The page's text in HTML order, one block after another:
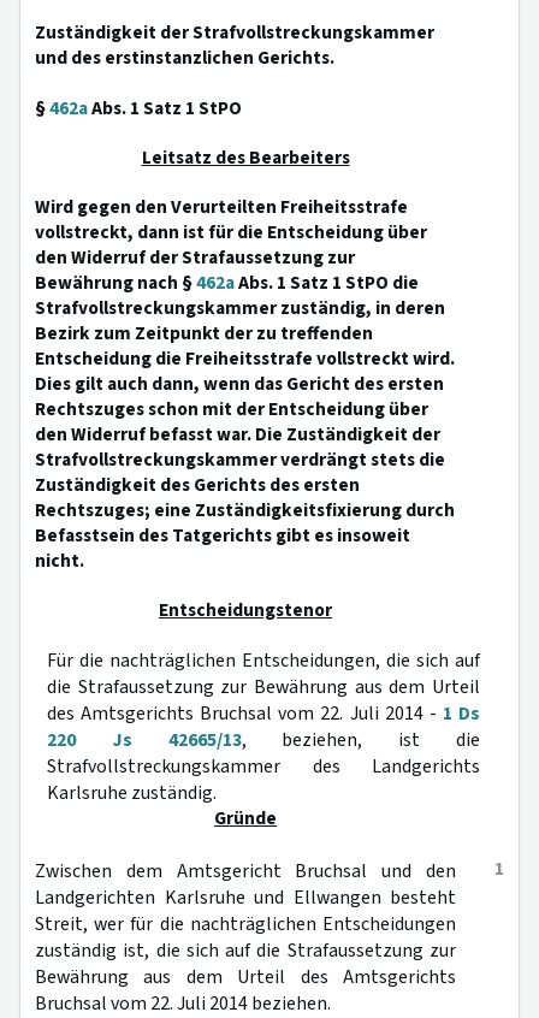
Zuständigkeit der Strafvollstreckungskammer
und des erstinstanzlichen Gerichts.
§462aAbs. 1 Satz 1 StPO
Leitsatz des Bearbeiters
Wird gegen den Verurteilten Freiheitsstrafe
vollstreckt, dann ist für die Entscheidung über
den Widerruf der Strafaussetzung zur
Bewährung nach §462aAbs. 1 Satz 1 StPO die
Strafvollstreckungskammer zuständig, in deren
Bezirk zum Zeitpunkt der zu treffenden
Entscheidung die Freiheitsstrafe vollstreckt wird.
Dies gilt auch dann, wenn das Gericht des ersten
Rechtszuges schon mit der Entscheidung über
den Widerruf befasst war. Die Zuständigkeit der
Strafvollstreckungskammer verdrängt stets die
Zuständigkeit des Gerichts des ersten
Rechtszuges; eine Zuständigkeitsfixierung durch
Befasstsein des Tatgerichts gibt es insoweit
nicht.
Entscheidungstenor
Für die nachträglichen Entscheidungen, die sich auf
die Strafaussetzung zur Bewährung aus dem Urteil
des Amtsgerichts Bruchsal vom 22. Juli 2014 - 1 Ds
220 Js 42665/13, beziehen, ist die
Strafvollstreckungskammer des Landgerichts
Karlsruhe zuständig.
Gründe
1
Zwischen dem Amtsgericht Bruchsal und den
Landgerichten Karlsruhe und Ellwangen besteht
Streit, wer für die nachträglichen Entscheidungen
zuständig ist, die sich auf die Strafaussetzung zur
Bewährung aus dem Urteil des Amtsgerichts
Bruchsal vom 22. Juli 2014 beziehen.